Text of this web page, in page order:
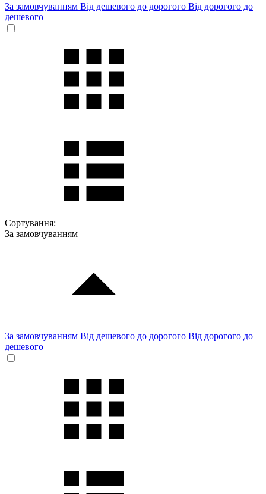
За замовчуванням Від дешевого до дорогого Від дорогого до
дешевого
Сортування:
За замовчуванням
За замовчуванням Від дешевого до дорогого Від дорогого до
дешевого